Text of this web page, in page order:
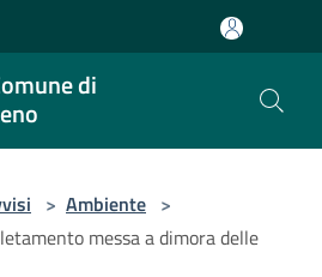
di
> Ambiente >
messa a dimora delle